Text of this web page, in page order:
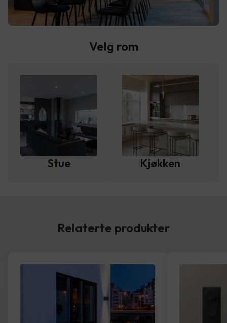
Velg rom
Stue Kjøkken
Relaterte produkter